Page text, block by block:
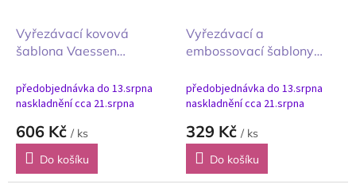
Vyřezávací kovová
šablona Vaessen
ks Displejová krabička
předobjednávka do 13.srpna
naskladnění cca 21.srpna
606 Kč / ks
Do košíku
Vyřezávací a
embossovací šablony
Pockets Kapsičky na
dopisy
předobjednávka do 13.srpna
naskladnění cca 21.srpna
329 Kč / ks
Do košíku